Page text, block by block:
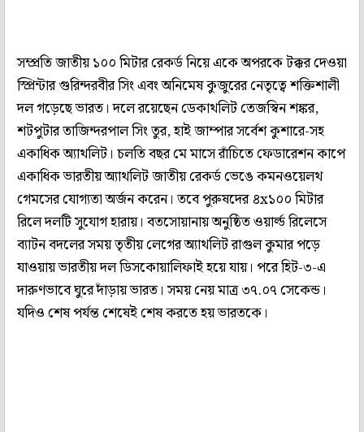
সম্প্রতি জাতীয় ১০০ মিটার রেকর্ড নিয়ে একে অপরকে টক্কর দেওয়া
স্প্রিন্টার গুরিন্দরবীর সিং এবং অনিমেষ কুজুরের নেতৃত্বে শক্তিশালী
দল গড়েছে ভারত। দলে রয়েছেন ডেকাথলিট তেজস্বিন শঙ্কর,
শটপুটার তাজিন্দরপাল সিং তুর, হাই জাম্পার সর্বেশ কুশারে-সহ
একাধিক অ্যাথলিট। চলতি বছর মে মাসে রাঁচিতে ফেডারেশন কাপে
একাধিক ভারতীয় অ্যাথলিট জাতীয় রেকর্ড ভেঙে কমনওয়েলথ
গেমসের যোগ্যতা অর্জন করেন। তবে পুরুষদের ৪x১০০ মিটার
রিলে দলটি সুযোগ হারায়। বতসোয়ানায় অনুষ্ঠিত ওয়ার্ল্ড রিলেসে
ব্যাটন বদলের সময় তৃতীয় লেগের অ্যাথলিট রাগুল কুমার পড়ে
যাওয়ায় ভারতীয় দল ডিসকোয়ালিফাই হয়ে যায়। পরে হিট-৩-এ
দারুণভাবে ঘুরে দাঁড়ায় ভারত। সময় নেয় মাত্র ৩৭.০৭ সেকেন্ড।
যদিও শেষ পর্যন্ত শেষেই শেষ করতে হয় ভারতকে।